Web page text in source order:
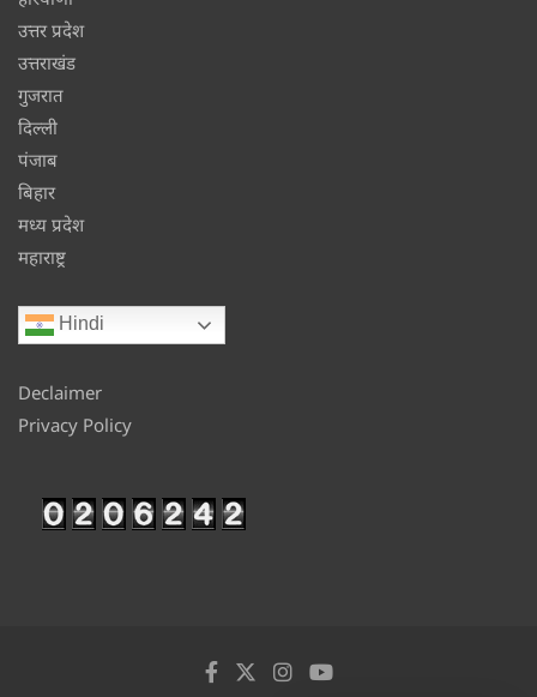
उत्तर प्रदेश
उत्तराखंड
गुजरात
दिल्ली
पंजाब
बिहार
मध्य प्रदेश
महाराष्ट्र
Hindi
Declaimer
Privacy Policy